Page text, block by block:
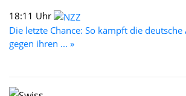
18:11 Uhr
Die letzte Chance: So kämpft die
gegen ihren ... »